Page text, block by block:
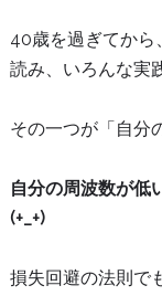
40歳を過ぎてから
読み、いろんな実
その一つが「自分
自分の周波数が低
(+_+)
損失回避の法則で